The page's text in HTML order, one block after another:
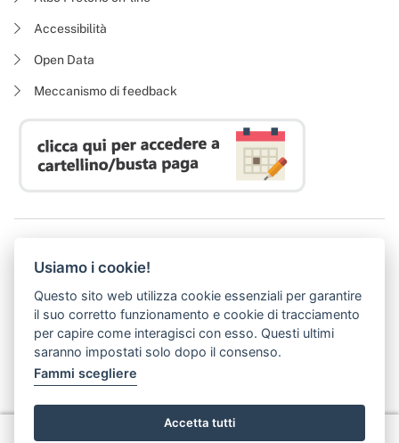
Accessibilità
Open Data
Meccanismo di feedback
P. I. 05913670484 | C. F. 94164020482
(abilitato alla ricezione di soli messaggi di posta elettronica certificata)
Usiamo i cookie!
Questo sito web utilizza cookie essenziali per garantire
il suo corretto funzionamento e cookie di tracciamento
per capire come interagisci con esso. Questi ultimi
saranno impostati solo dopo il consenso.
Fammi scegliere
Accetta tutti